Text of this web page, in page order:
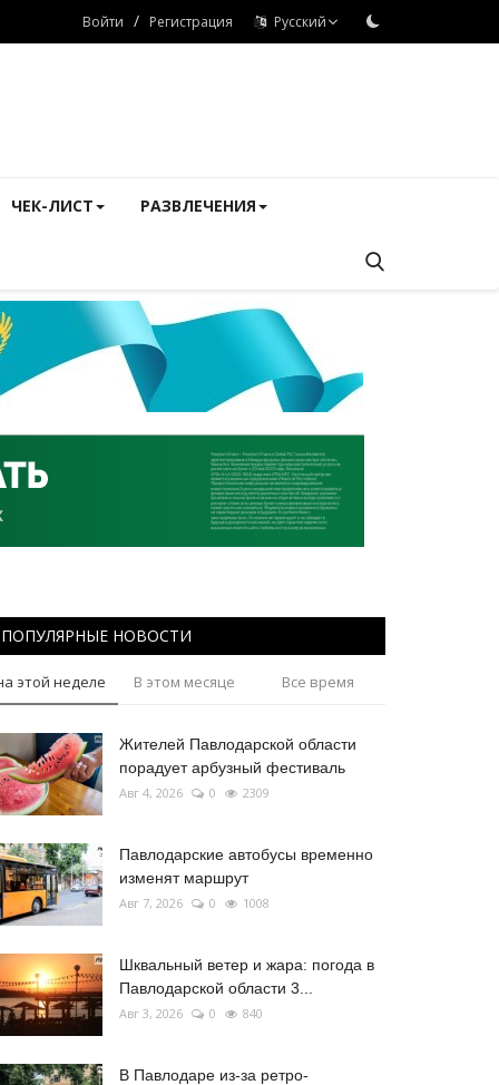
Войти / Регистрация Русский
ЧЕК-ЛИСТ РАЗВЛЕЧЕНИЯ
ПОПУЛЯРНЫЕ НОВОСТИ
этой неделе В этом месяце Все время
Жителей Павлодарской области
порадует арбузный фестиваль
Авг 4, 2026 0 2309
Павлодарские автобусы временно
изменят маршрут
Авг 7, 2026 0 1008
Шквальный ветер и жара: погода в
Павлодарской области 3...
Авг 3, 2026 0 840
В Павлодаре из-за ретро-